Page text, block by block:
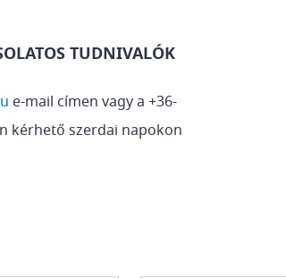
TUDNIVALÓK
e-mail címen vagy a +36-
kérhető szerdai napokon